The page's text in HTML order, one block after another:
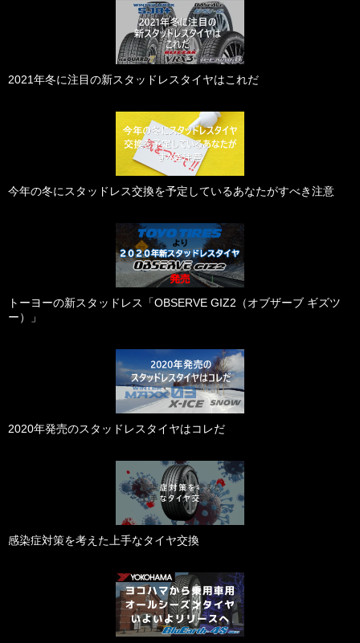
2021年冬に注目の新スタッドレスタイヤはこれだ
今年の冬にスタッドレス交換を予定しているあなたがすべき注意
トーヨーの新スタッドレス「OBSERVE GIZ2（オブザーブ ギズツ
ー）」
2020年発売のスタッドレスタイヤはコレだ
感染症対策を考えた上手なタイヤ交換